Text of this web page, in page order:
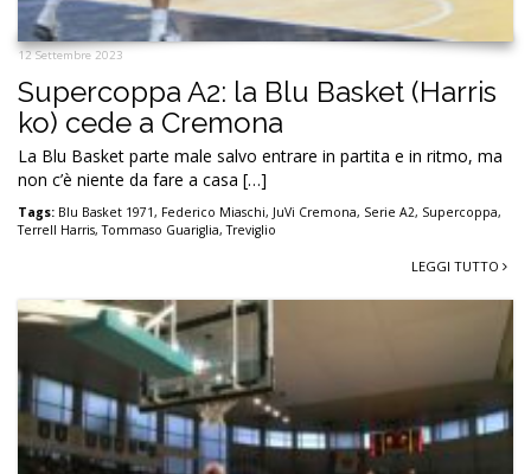
12 Settembre 2023
Supercoppa A2: la Blu Basket (Harris
ko) cede a Cremona
La Blu Basket parte male salvo entrare in partita e in ritmo, ma
non c’è niente da fare a casa […]
Tags: Blu Basket 1971, Federico Miaschi, JuVi Cremona, Serie A2, Supercoppa,
Terrell Harris,Tommaso Guariglia,Treviglio
LEGGI TUTTO